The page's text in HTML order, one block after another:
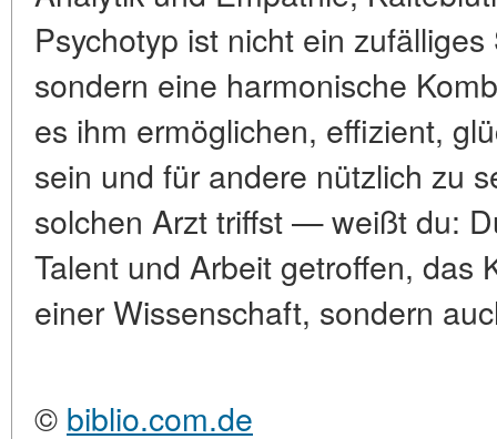
Psychotyp ist nicht ein
sondern eine harmonische
es ihm ermöglichen, effizient,
sein und für andere nützlich zu
solchen Arzt triffst — weißt du:
Talent und Arbeit getroffen, das
einer Wissenschaft, sondern
© biblio.com.de